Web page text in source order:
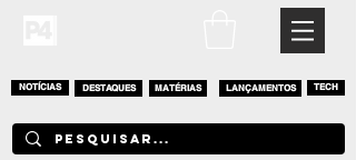
NOTÍCIAS DESTAQUES MATÉRIAS LANÇAMENTOS TECH